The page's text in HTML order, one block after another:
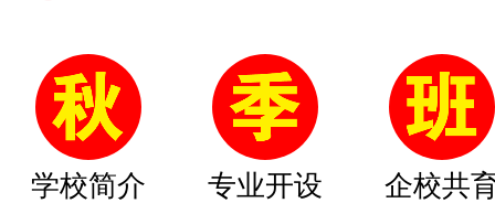
学校简介 专业开设 企校共